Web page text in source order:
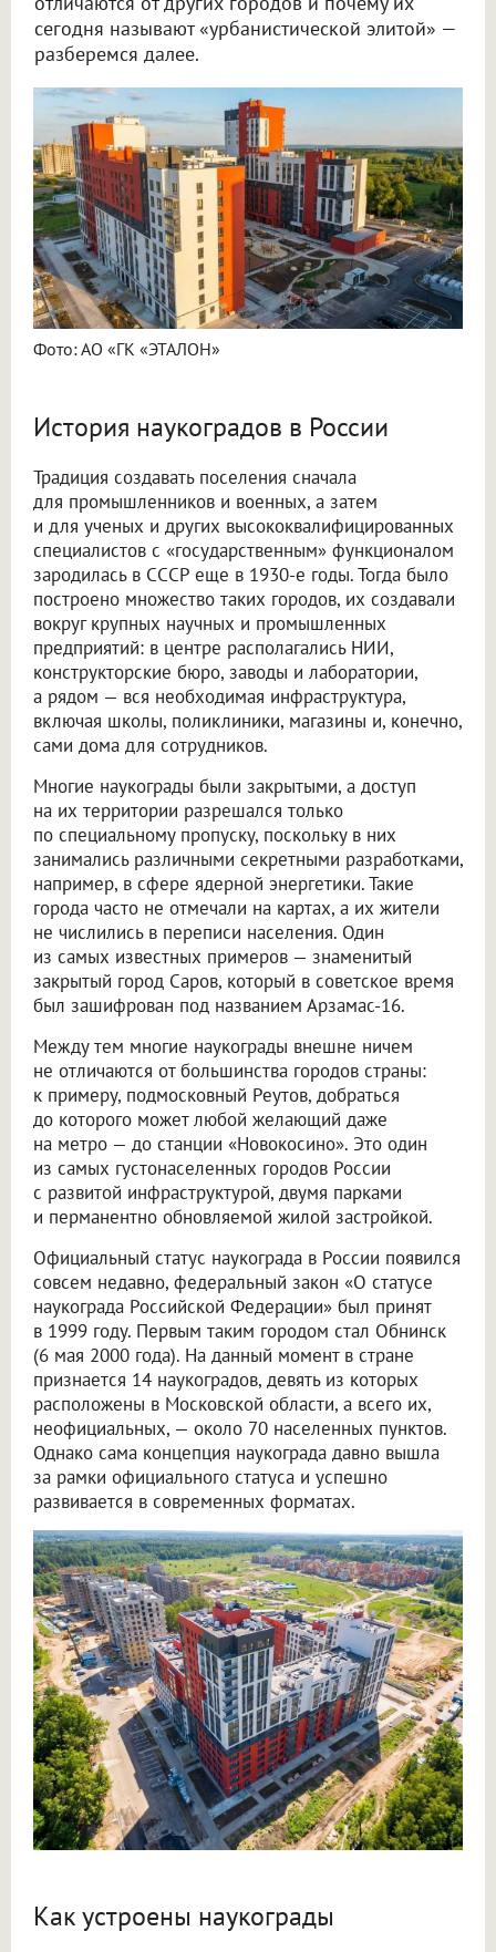
сегодня называют «урбанистической элитой» —
разберемся далее.
Фото: АО «ГК «ЭТАЛОН»
История наукоградов в России
Традиция создавать поселения сначала
для промышленников и военных, а затем
и для ученых и других высококвалифицированных
специалистов с «государственным» функционалом
зародилась в СССР еще в 1930-е годы. Тогда было
построено множество таких городов, их создавали
вокруг крупных научных и промышленных
предприятий: в центре располагались НИИ,
конструкторские бюро, заводы и лаборатории,
а рядом — вся необходимая инфраструктура,
включая школы, поликлиники, магазины и, конечно,
сами дома для сотрудников.
Многие наукограды были закрытыми, а доступ
на их территории разрешался только
по специальному пропуску, поскольку в них
занимались различными секретными разработками,
например, в сфере ядерной энергетики. Такие
города часто не отмечали на картах, а их жители
не числились в переписи населения. Один
из самых известных примеров — знаменитый
закрытый город Саров, который в советское время
был зашифрован под названием Арзамас-16.
Между тем многие наукограды внешне ничем
не отличаются от большинства городов страны:
к примеру, подмосковный Реутов, добраться
до которого может любой желающий даже
на метро — до станции «Новокосино». Это один
из самых густонаселенных городов России
с развитой инфраструктурой, двумя парками
и перманентно обновляемой жилой застройкой.
Официальный статус наукограда в России появился
совсем недавно, федеральный закон «О статусе
наукограда Российской Федерации» был принят
в 1999 году. Первым таким городом стал Обнинск
(6 мая 2000 года). На данный момент в стране
признается 14 наукоградов, девять из которых
расположены в Московской области, а всего их,
неофициальных, — около 70 населенных пунктов.
Однако сама концепция наукограда давно вышла
за рамки официального статуса и успешно
развивается в современных форматах.
Как устроены наукограды